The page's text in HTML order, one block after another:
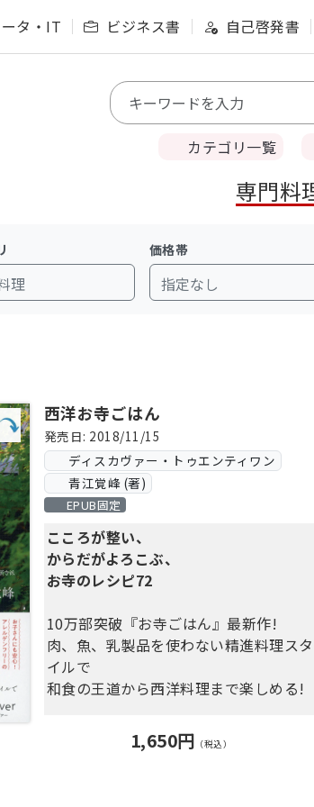
タ・IT ビジネス書 自己啓発書
カテゴリ一覧
専門料
理
価格帯
指定なし
西洋お寺ごはん
発売日: 2018/11/15
ディスカヴァー・トゥエンティワン
青江覚峰 (著)
EPUB固定
こころが整い、
からだがよろこぶ、
お寺のレシピ72
10万部突破『お寺ごはん』最新作!
肉、魚、乳製品を使わない精進料理スタ
イルで
和食の王道から西洋料理まで楽しめる!
1,650円 （税込）